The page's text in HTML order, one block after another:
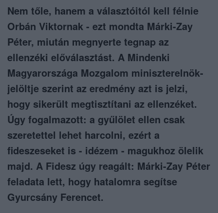
Nem tőle, hanem a választóitól kell félnie
Orbán Viktornak - ezt mondta Márki-Zay
Péter, miután megnyerte tegnap az
ellenzéki előválasztást. A Mindenki
Magyarországa Mozgalom miniszterelnök-
jelöltje szerint az eredmény azt is jelzi,
hogy sikerült megtisztítani az ellenzéket.
Úgy fogalmazott: a gyűlölet ellen csak
szeretettel lehet harcolni, ezért a
fideszeseket is - idézem - magukhoz ölelik
majd. A Fidesz úgy reagált: Márki-Zay Péter
feladata lett, hogy hatalomra segítse
Gyurcsány Ferencet.